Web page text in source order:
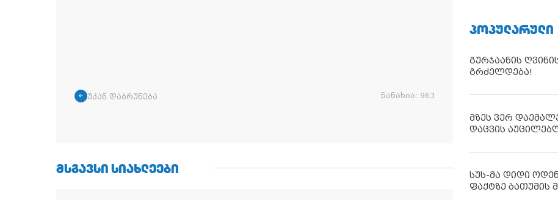
უკან დაბრუნება ნანახია: 963
ᲛᲡᲒᲐᲕᲡᲘ ᲡᲘᲐᲮᲚᲔᲔᲑᲘ
ᲞᲝᲞᲣᲚᲐᲠᲣᲚᲘ
გურჯაანის
გრძელდება!
მზეს ვერ
დაცვის
სუს-მა დიდი
ფაქტზე ბათუმის